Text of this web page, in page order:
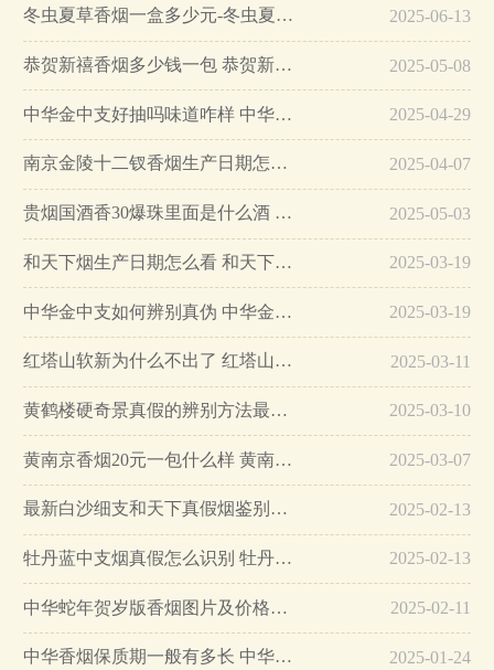
冬虫夏草香烟一盒多少元-冬虫夏草香烟一盒多少元2025最新价格… 2025-06-13
恭贺新禧香烟多少钱一包 恭贺新禧香烟价格表和图片… 2025-05-08
中华金中支好抽吗味道咋样 中华金中支口感特点介绍… 2025-04-29
南京金陵十二钗香烟生产日期怎么看 南京金陵十二钗香烟保质期… 2025-04-07
贵烟国酒香30爆珠里面是什么酒 贵烟国酒香30怎么辨别真假… 2025-05-03
和天下烟生产日期怎么看 和天下烟真假辨别方法六个方面… 2025-03-19
中华金中支如何辨别真伪 中华金中支真假烟鉴别方法… 2025-03-19
红塔山软新为什么不出了 红塔山软新烟停售原因详解… 2025-03-11
黄鹤楼硬奇景真假的辨别方法最简单版… 2025-03-10
黄南京香烟20元一包什么样 黄南京香烟真假鉴别… 2025-03-07
最新白沙细支和天下真假烟鉴别指南… 2025-02-13
牡丹蓝中支烟真假怎么识别 牡丹蓝中支烟真假鉴别带图… 2025-02-13
中华蛇年贺岁版香烟图片及价格大全… 2025-02-11
中华香烟保质期一般有多长 中华香烟保质期在哪里看的… 2025-01-24